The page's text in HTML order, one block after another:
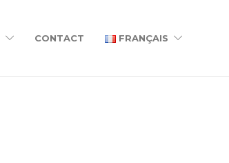
CONTACT FRANÇAIS